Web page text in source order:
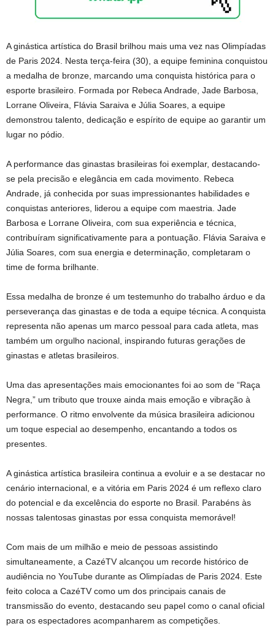
A ginástica artística do Brasil brilhou mais uma vez nas Olimpíadas
de Paris 2024. Nesta terça-feira (30), a equipe feminina conquistou
a medalha de bronze, marcando uma conquista histórica para o
esporte brasileiro. Formada por Rebeca Andrade, Jade Barbosa,
Lorrane Oliveira, Flávia Saraiva e Júlia Soares, a equipe
demonstrou talento, dedicação e espírito de equipe ao garantir um
lugar no pódio.
A performance das ginastas brasileiras foi exemplar, destacando-
se pela precisão e elegância em cada movimento. Rebeca
Andrade, já conhecida por suas impressionantes habilidades e
conquistas anteriores, liderou a equipe com maestria. Jade
Barbosa e Lorrane Oliveira, com sua experiência e técnica,
contribuíram significativamente para a pontuação. Flávia Saraiva e
Júlia Soares, com sua energia e determinação, completaram o
time de forma brilhante.
Essa medalha de bronze é um testemunho do trabalho árduo e da
perseverança das ginastas e de toda a equipe técnica. A conquista
representa não apenas um marco pessoal para cada atleta, mas
também um orgulho nacional, inspirando futuras gerações de
ginastas e atletas brasileiros.
Uma das apresentações mais emocionantes foi ao som de “Raça
Negra,” um tributo que trouxe ainda mais emoção e vibração à
performance. O ritmo envolvente da música brasileira adicionou
um toque especial ao desempenho, encantando a todos os
presentes.
A ginástica artística brasileira continua a evoluir e a se destacar no
cenário internacional, e a vitória em Paris 2024 é um reflexo claro
do potencial e da excelência do esporte no Brasil. Parabéns às
nossas talentosas ginastas por essa conquista memorável!
Com mais de um milhão e meio de pessoas assistindo
simultaneamente, a CazéTV alcançou um recorde histórico de
audiência no YouTube durante as Olimpíadas de Paris 2024. Este
feito coloca a CazéTV como um dos principais canais de
transmissão do evento, destacando seu papel como o canal oficial
para os espectadores acompanharem as competições.